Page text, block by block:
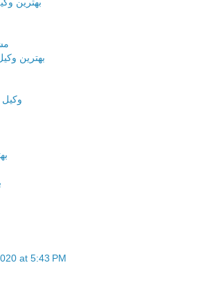
بهترین
وکیل
at 5:43 PM